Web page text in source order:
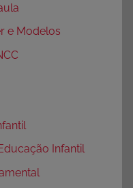
e Modelos
Infantil